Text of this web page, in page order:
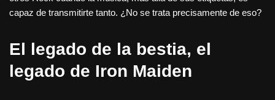
capaz de transmitirte tanto. ¿No se trata precisamente de eso?
El legado de la bestia, el
legado de Iron Maiden